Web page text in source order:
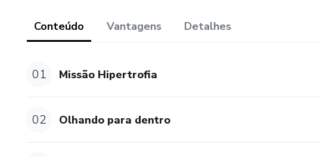
Conteúdo Vantagens Detalhes
01 Missão Hipertrofia
02 Olhando para dentro